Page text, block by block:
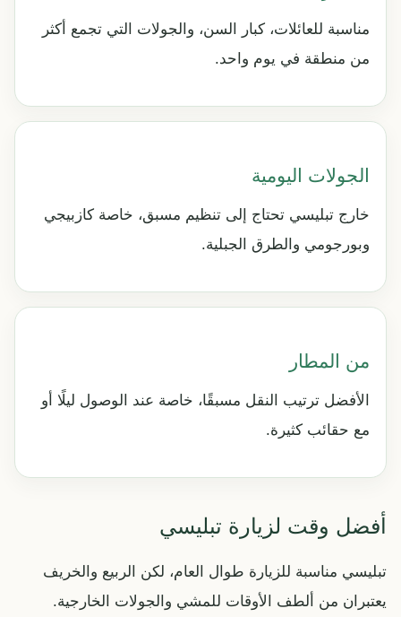
مناسبة للعائلات، كبار السن، والجولات التي تجمع أكثر
من منطقة في يوم واحد.
الجولات اليومية
خارج تبليسي تحتاج إلى تنظيم مسبق، خاصة كازبيجي
وبورجومي والطرق الجبلية.
من المطار
الأفضل ترتيب النقل مسبقًا، خاصة عند الوصول ليلًا أو
مع حقائب كثيرة.
أفضل وقت لزيارة تبليسي
تبليسي مناسبة للزيارة طوال العام، لكن الربيع والخريف
يعتبران من ألطف الأوقات للمشي والجولات الخارجية.